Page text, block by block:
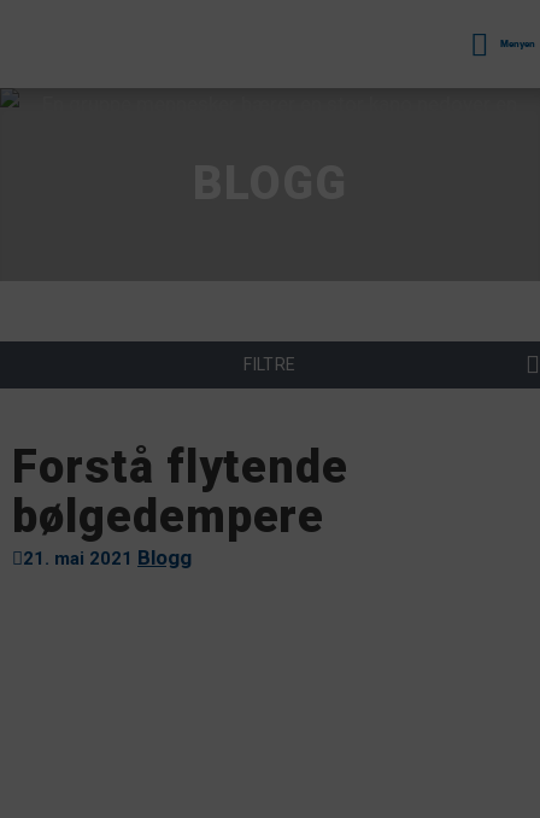
Menyen
FILTRE
Forstå flytende
bølgedempere
21. mai 2021 Blogg